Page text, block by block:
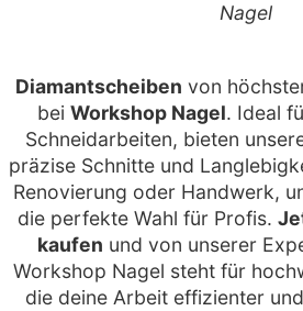
Nagel
Diamantscheiben von
bei Workshop Nagel. Ideal
Schneidarbeiten, bieten
präzise Schnitte und
Renovierung oder Handwerk,
die perfekte Wahl für Profis.
kaufen und von unserer
Workshop Nagel steht für
die deine Arbeit effizienter